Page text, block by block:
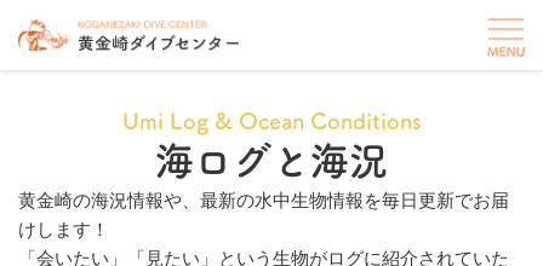
Umi Log & Ocean Conditions
海ログと海況
黄金崎の海況情報や、最新の水中生物情報を毎日更新でお届
けします！
「会いたい」「見たい」という生物がログに紹介されていた